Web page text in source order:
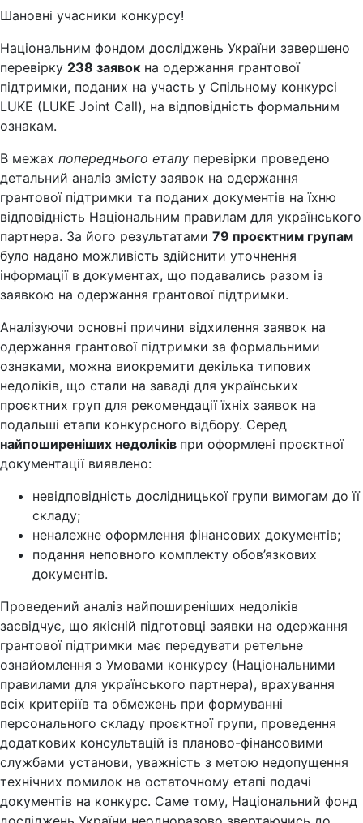
Шановні учасники конкурсу!
Національним фондом досліджень України завершено
перевірку 238 заявок на одержання грантової
підтримки, поданих на участь у Спільному конкурсі
LUKE (LUKE Joint Call), на відповідність формальним
ознакам.
В межах попереднього етапу перевірки проведено
детальний аналіз змісту заявок на одержання
грантової підтримки та поданих документів на їхню
відповідність Національним правилам для українського
партнера. За його результатами 79 проєктним групам
було надано можливість здійснити уточнення
інформації в документах, що подавались разом із
заявкою на одержання грантової підтримки.
Аналізуючи основні причини відхилення заявок на
одержання грантової підтримки за формальними
ознаками, можна виокремити декілька типових
недоліків, що стали на заваді для українських
проєктних груп для рекомендації їхніх заявок на
подальші етапи конкурсного відбору. Серед
найпоширеніших недоліків при оформлені проєктної
документації виявлено:
невідповідність дослідницької групи вимогам до її
складу;
неналежне оформлення фінансових документів;
подання неповного комплекту обов’язкових
документів.
Проведений аналіз найпоширеніших недоліків
засвідчує, що якісній підготовці заявки на одержання
грантової підтримки має передувати ретельне
ознайомлення з Умовами конкурсу (Національними
правилами для українського партнера), врахування
всіх критеріїв та обмежень при формуванні
персонального складу проєктної групи, проведення
додаткових консультацій із планово-фінансовими
службами установи, уважність з метою недопущення
технічних помилок на остаточному етапі подачі
документів на конкурс. Саме тому, Національний фонд